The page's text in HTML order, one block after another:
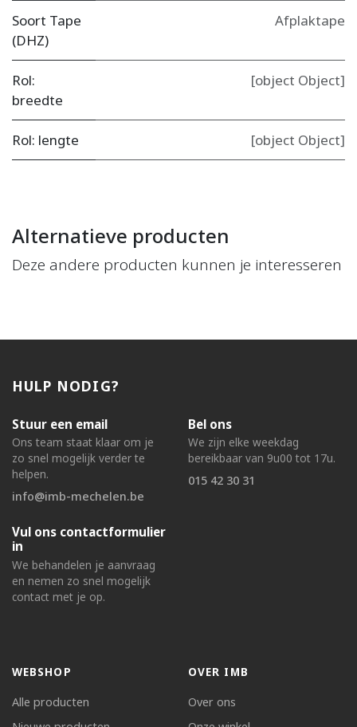
Soort Tape
(DHZ)
Afplaktape
Rol:
breedte
[object Object]
Rol: lengte [object Object]
Alternatieve producten
Deze andere producten kunnen je interesseren
HULP NODIG?
Stuur een email
Ons team staat klaar om je
zo snel mogelijk verder te
helpen.
info@imb-mechelen.be
Bel ons
We zijn elke weekdag
bereikbaar van 9u00 tot 17u.
015 42 30 31
Vul ons contactformulier
in
We behandelen je aanvraag
en nemen zo snel mogelijk
contact met je op.
WEBSHOP
Alle producten
OVER IMB
Over ons